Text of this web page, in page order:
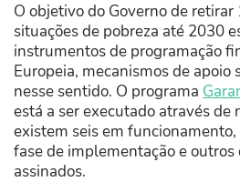
O objetivo do Governo de
situações de pobreza até 2030
instrumentos de programação
Europeia, mecanismos de apoio
nesse sentido. O programa
está a ser executado através de
existem seis em
fase de implementação e outros
assinados.